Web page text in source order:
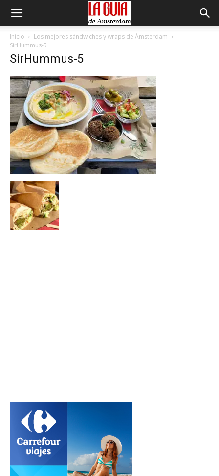
Inicio
Los mejores sándwiches y wraps de Ámsterdam
SirHummus-5
SirHummus-5